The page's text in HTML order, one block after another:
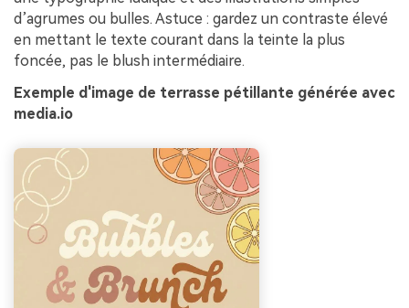
d’agrumes ou bulles. Astuce : gardez un contraste élevé
en mettant le texte courant dans la teinte la plus
foncée, pas le blush intermédiaire.
Exemple d'image de terrasse pétillante générée avec
media.io